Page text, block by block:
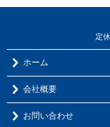
定
ホーム
会社概要
お問い合わせ